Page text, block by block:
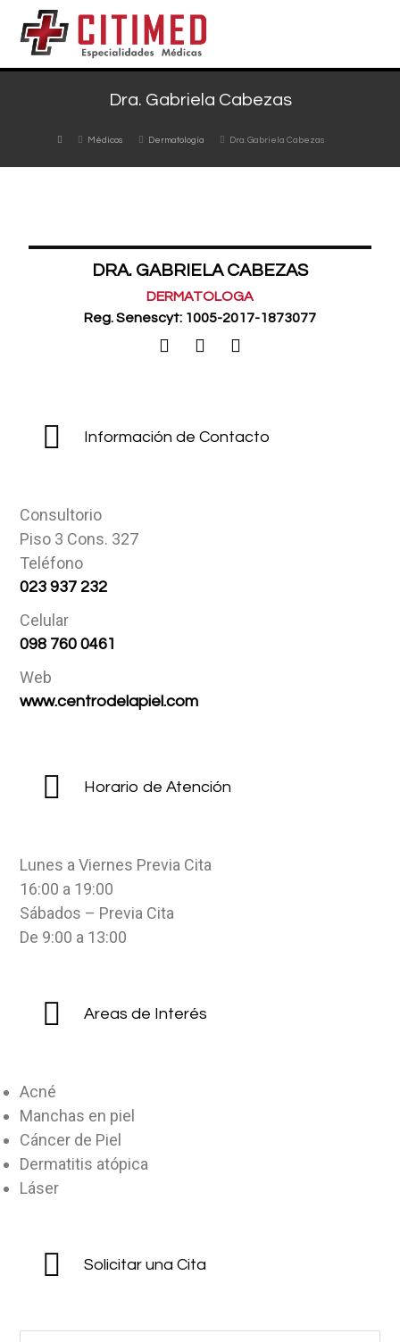
Dra. Gabriela Cabezas
Médicos Dermatología Dra. Gabriela Cabezas
DRA. GABRIELA CABEZAS
DERMATOLOGA
Reg. Senescyt: 1005-2017-1873077
Información de Contacto
Consultorio
Piso 3 Cons. 327
Teléfono
023 937 232
Celular
098 760 0461
Web
www.centrodelapiel.com
Horario de Atención
Lunes a Viernes Previa Cita
16:00 a 19:00
Sábados – Previa Cita
De 9:00 a 13:00
Areas de Interés
Acné
Manchas en piel
Cáncer de Piel
Dermatitis atópica
Láser
Solicitar una Cita